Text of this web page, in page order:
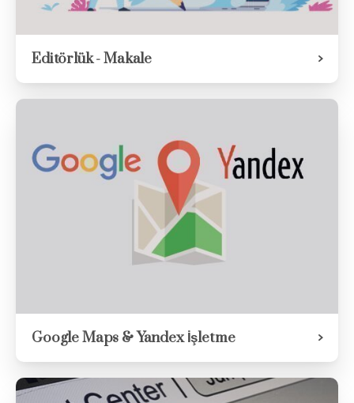
Editörlük - Makale
Google Maps & Yandex İşletme